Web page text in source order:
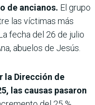
de ancianos. El grupo
las víctimas más
fecha del 26 de julio
abuelos de Jesús.
la Dirección de
las causas pasaron